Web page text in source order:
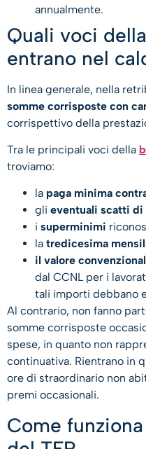
annualmente.
Quali voci
entrano nel
In linea generale, nella
somme corrisposte con
corrispettivo della
Tra le principali voci della
troviamo:
la paga minima
gli eventuali scatti di
i superminimi
la tredicesima
il valore
dal CCNL per i
tali importi debbano
Al contrario, non fanno
somme corrisposte
spese, in quanto non
continuativa. Rientrano in
ore di straordinario non
premi occasionali.
Come